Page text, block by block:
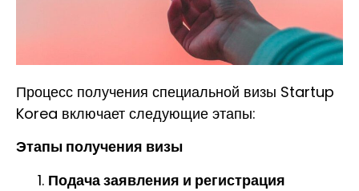
Процесс получения специальной визы Startup
Korea включает следующие этапы:
Этапы получения визы
Подача заявления и регистрация